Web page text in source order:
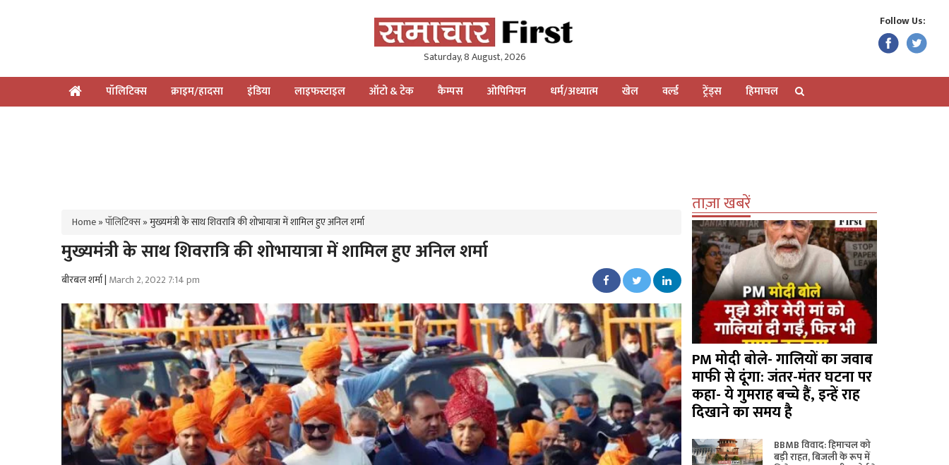
Saturday, 8 August, 2026
Follow Us:
पॉलिटिक्स क्राइम/हादसा इंडिया लाइफस्टाइल ऑटो & टेक कैम्पस ओपिनियन धर्म/अध्यात्म खेल वर्ल्ड ट्रेंड्स हिमाचल
Home»पॉलिटिक्स»मुख्यमंत्री के साथ शिवरात्रि की शोभायात्रा में शामिल हुए अनिल शर्मा
मुख्यमंत्री के साथ शिवरात्रि की शोभायात्रा में शामिल हुए अनिल शर्मा
बीरबल शर्मा | March 2, 2022 7:14 pm
ताज़ा खबरें
PM मोदी बोले- गालियों का जवाब
माफी से दूंगा: जंतर-मंतर घटना पर
कहा- ये गुमराह बच्चे हैं, इन्हें राह
दिखाने का समय है
BBMB विवाद: हिमाचल को
बड़ी राहत, बिजली के रूप में